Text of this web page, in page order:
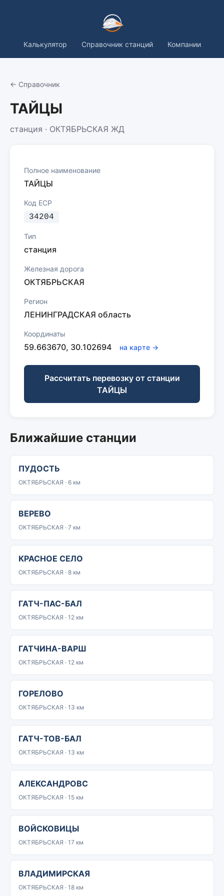
Калькулятор Справочник станций Компании
← Справочник
ТАЙЦЫ
станция · ОКТЯБРЬСКАЯ ЖД
Полное наименование
ТАЙЦЫ
Код ЕСР
34204
Тип
станция
Железная дорога
ОКТЯБРЬСКАЯ
Регион
ЛЕНИНГРАДСКАЯ область
Координаты
59.663670, 30.102694 на карте →
Рассчитать перевозку от станции
ТАЙЦЫ
Ближайшие станции
ПУДОСТЬ
ОКТЯБРЬСКАЯ · 6 км
ВЕРЕВО
ОКТЯБРЬСКАЯ · 7 км
КРАСНОЕ СЕЛО
ОКТЯБРЬСКАЯ · 8 км
ГАТЧ-ПАС-БАЛ
ОКТЯБРЬСКАЯ · 12 км
ГАТЧИНА-ВАРШ
ОКТЯБРЬСКАЯ · 12 км
ГОРЕЛОВО
ОКТЯБРЬСКАЯ · 13 км
ГАТЧ-ТОВ-БАЛ
ОКТЯБРЬСКАЯ · 13 км
АЛЕКСАНДРОВС
ОКТЯБРЬСКАЯ · 15 км
ВОЙСКОВИЦЫ
ОКТЯБРЬСКАЯ · 17 км
ВЛАДИМИРСКАЯ
ОКТЯБРЬСКАЯ · 18 км